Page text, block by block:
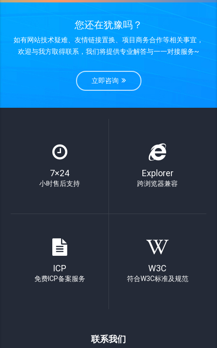
您还在犹豫吗？
如有网站技术疑难、友情链接置换、项目商务合作等相关事宜，
欢迎与我方取得联系，我们将提供专业解答与一一对接服务~
立即咨询
7×24
小时售后支持
Explorer
跨浏览器兼容
ICP
免费ICP备案服务
W3C
符合W3C标准及规范
联系我们